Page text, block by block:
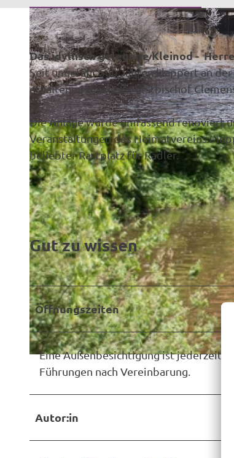
© Birgit Janknecht |CC-BY-SA
© Birgit Janknecht |CC-BY-SA
Das idyllisch gelegene Kleinod -
Seit ungefähr 500 Jahren klappert an
erhaltenen Bau ließ Fürstbischof
Die Anlage wurde umfassend renoviert
Veranstaltungen des Heimatvereins
beliebter Rastplatz für Radler.
Gut zu wissen
Öffnungszeiten
Eine Außenbesichtigung ist jederzeit
Führungen nach Vereinbarung.
Autor:in